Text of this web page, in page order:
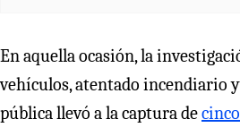
En aquella ocasión, la
vehículos, atentado incendiario
pública llevó a la captura de